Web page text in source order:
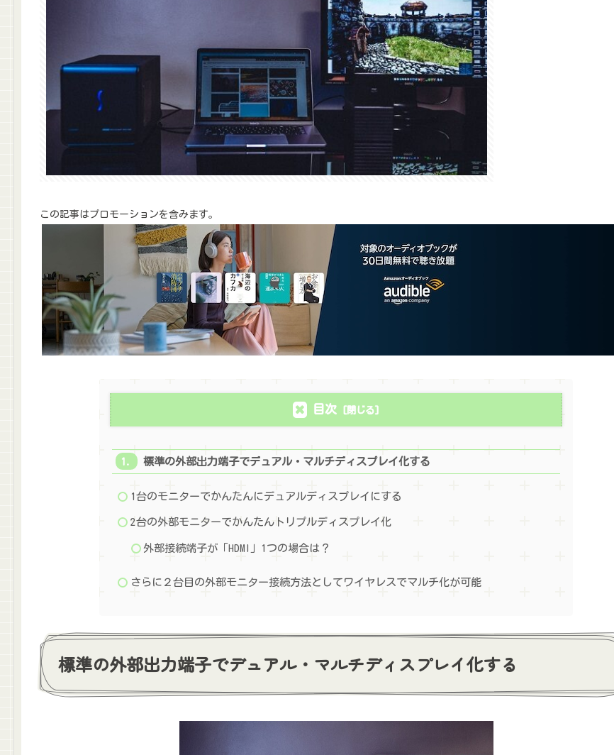
この記事はプロモーションを含みます。
目次
標準の外部出力端子でデュアル・マルチディスプレイ化する
1台のモニターでかんたんにデュアルディスプレイにする
2台の外部モニターでかんたんトリプルディスプレイ化
外部接続端子が「HDMI」1つの場合は？
さらに２台目の外部モニター接続方法としてワイヤレスでマルチ化が可能
標準の外部出力端子でデュアル・マルチディスプレイ化する